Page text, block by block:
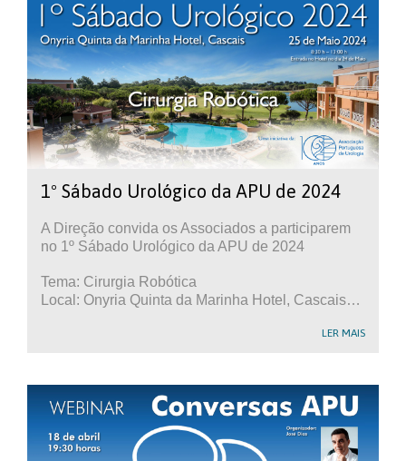
1º Sábado Urológico da APU de 2024
A Direção convida os Associados a participarem
no 1º Sábado Urológico da APU de 2024
Tema: Cirurgia Robótica
Local: Onyria Quinta da Marinha Hotel, Cascais…
LER MAIS